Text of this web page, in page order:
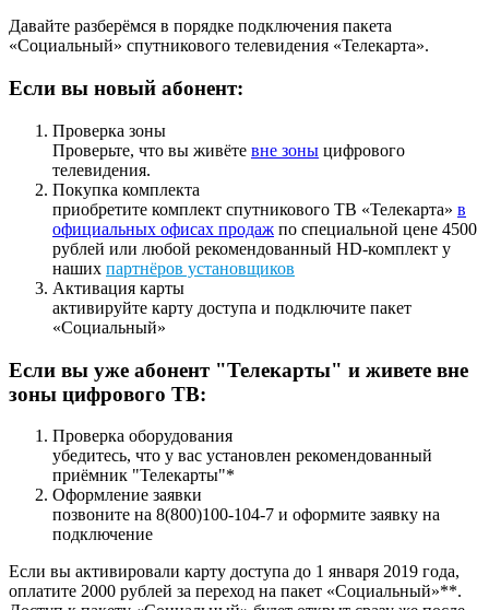
Давайте разберёмся в порядке подключения пакета
«Социальный» спутникового телевидения «Телекарта».
Если вы новый абонент:
Проверка зоны
Проверьте, что вы живёте вне зоны цифрового
телевидения.
Покупка комплекта
приобретите комплект спутникового ТВ «Телекарта» в
официальных офисах продаж по специальной цене 4500
рублей или любой рекомендованный HD-комплект у
наших партнёров установщиков
Активация карты
активируйте карту доступа и подключите пакет
«Социальный»
Если вы уже абонент "Телекарты" и живете вне
зоны цифрового ТВ:
Проверка оборудования
убедитесь, что у вас установлен рекомендованный
приёмник "Телекарты"*
Оформление заявки
позвоните на 8(800)100-104-7 и оформите заявку на
подключение
Если вы активировали карту доступа до 1 января 2019 года,
оплатите 2000 рублей за переход на пакет «Социальный»**.